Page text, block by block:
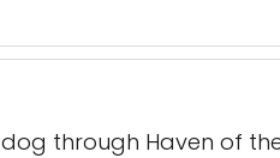
through Haven of